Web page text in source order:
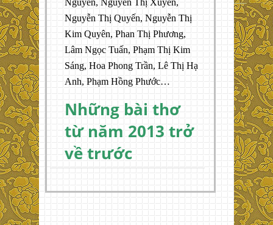
Nguyên, Nguyễn Thị Xuyến,
Nguyễn Thị Quyến, Nguyễn Thị
Kim Quyên, Phan Thị Phương,
Lâm Ngọc Tuấn, Phạm Thị Kim
Sáng, Hoa Phong Trần, Lê Thị Hạ
Anh, Phạm Hồng Phước…
Những bài thơ
từ năm 2013 trở
về trước